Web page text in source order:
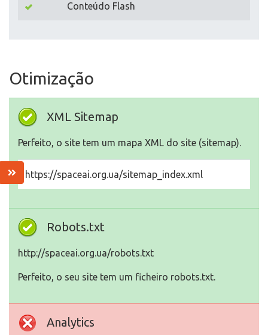
Conteúdo Flash
Otimização
XML Sitemap
Perfeito, o site tem um mapa XML do site (sitemap).
https://spaceai.org.ua/sitemap_index.xml
Robots.txt
http://spaceai.org.ua/robots.txt
Perfeito, o seu site tem um ficheiro robots.txt.
Analytics